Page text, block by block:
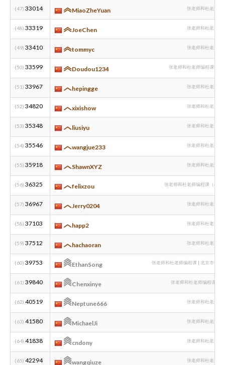
(47) 33014 MiaoZheYuan 张老师和杜老师编
(48) 33319 JoeChen 张老师和杜老师编
(49) 33410 tommyc 张老师和杜老师编
(50) 33599 Doudou1234 张老师和杜老师编程课热豆
(51) 33967 hepingge 张老师和杜老师编
(52) 34820 xixishow 张老师和杜老师编
(53) 35348 liusiyu 张老师和杜老师编
(54) 35546 wangjue233 张老师和杜老师编
(55) 35918 ShawnXYZ 张老师和杜老师编
(56) 36325 felixzou 张老师和杜老师编程课（杜老
(57) 36967 Jerry0204 张老师和杜老师编
(58) 37103 happ2 张老师和杜老师编
(59) 37512 hachaoran 张老师和杜老师编
(60) 39753 EthanSong 张老师和杜老师编程课 | 北京市十一
(61) 39840 Chenxinye 张老师和杜老师编程课（
(62) 40519 Neptune666 张老师和杜老师编
(63) 41580 MichaelJi 张老师和杜老师编
(64) 41838 cndony 张老师和杜老师编
(65) 42294 wangqiuze 张老师和杜老师编